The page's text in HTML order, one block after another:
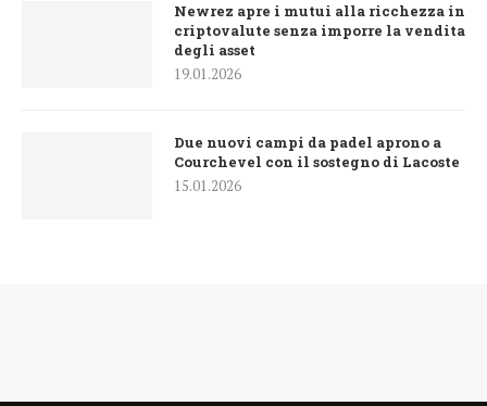
Newrez apre i mutui alla ricchezza in
criptovalute senza imporre la vendita
degli asset
19.01.2026
Due nuovi campi da padel aprono a
Courchevel con il sostegno di Lacoste
15.01.2026